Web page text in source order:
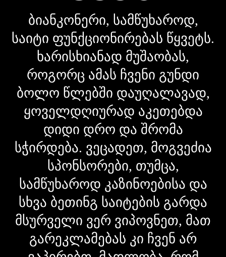
ბიანკონერი, სამწუხაროდ,
საიტი ფუნქციონირებას წყვეტს.
ხარისხიანად მუშაობას,
როგორც ამას ჩვენი გუნდი
ბოლო წლებში დაუღალავად,
ყოველდღიურად აკეთებდა
დიდი დრო და შრომა
სჭირდება. ვეცადეთ, მოგვეძია
სპონსორები, თუმცა,
სამწუხაროდ კაზინოებისა და
სხვა ბეთინგ საიტების გარდა
მსურველი ვერ ვიპოვნეთ, მათ
გარეკლამებას კი ჩვენ არ